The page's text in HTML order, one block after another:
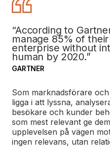
“According to
manage 85% of
enterprise without
human by 2020.”
GARTNER
Som marknadsförare
ligga i att lyssna,
besökare och kunder
som mest relevant ge
upplevelsen på vägen
ingen relevans, utan